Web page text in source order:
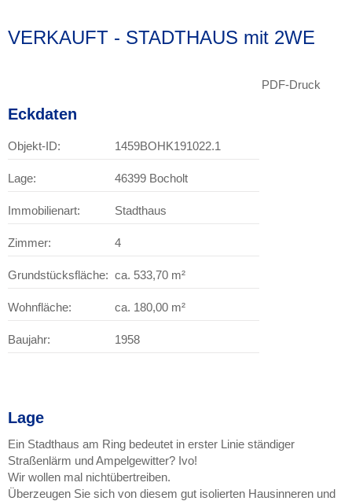
VERKAUFT - STADTHAUS mit 2WE
PDF-Druck
Eckdaten
Objekt-ID: 1459BOHK191022.1
Lage: 46399 Bocholt
Immobilienart: Stadthaus
Zimmer: 4
Grundstücksfläche: ca. 533,70 m²
Wohnfläche: ca. 180,00 m²
Baujahr: 1958
Lage
Ein Stadthaus am Ring bedeutet in erster Linie ständiger
Straßenlärm und Ampelgewitter? Ivo!
Wir wollen mal nichtübertreiben.
Überzeugen Sie sich von diesem gut isolierten Hausinneren und